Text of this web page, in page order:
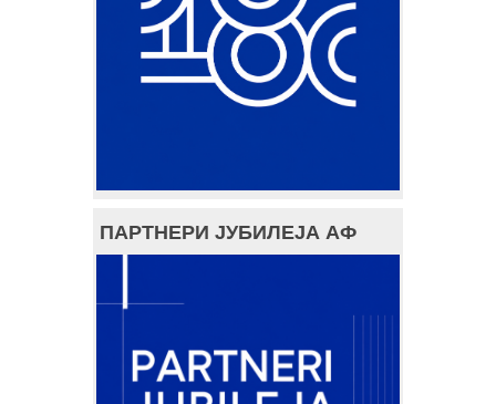
ПАРТНЕРИ ЈУБИЛЕЈА АФ